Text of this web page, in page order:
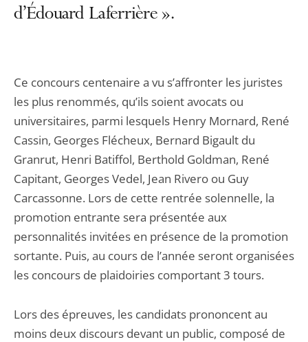
d’Édouard Laferrière ».
Ce concours centenaire a vu s’affronter les juristes
les plus renommés, qu’ils soient avocats ou
universitaires, parmi lesquels Henry Mornard, René
Cassin, Georges Flécheux, Bernard Bigault du
Granrut, Henri Batiffol, Berthold Goldman, René
Capitant, Georges Vedel, Jean Rivero ou Guy
Carcassonne. Lors de cette rentrée solennelle, la
promotion entrante sera présentée aux
personnalités invitées en présence de la promotion
sortante. Puis, au cours de l’année seront organisées
les concours de plaidoiries comportant 3 tours.
Lors des épreuves, les candidats prononcent au
moins deux discours devant un public, composé de